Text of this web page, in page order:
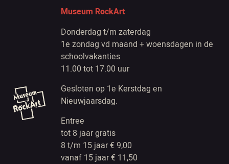
Museum RockArt
Donderdag t/m zaterdag
1e zondag vd maand + woensdagen in de
schoolvakanties
11.00 tot 17.00 uur
Gesloten op 1e Kerstdag en
Nieuwjaarsdag.
Entree
tot 8 jaar gratis
8 t/m 15 jaar € 9,00
vanaf 15 jaar € 11,50